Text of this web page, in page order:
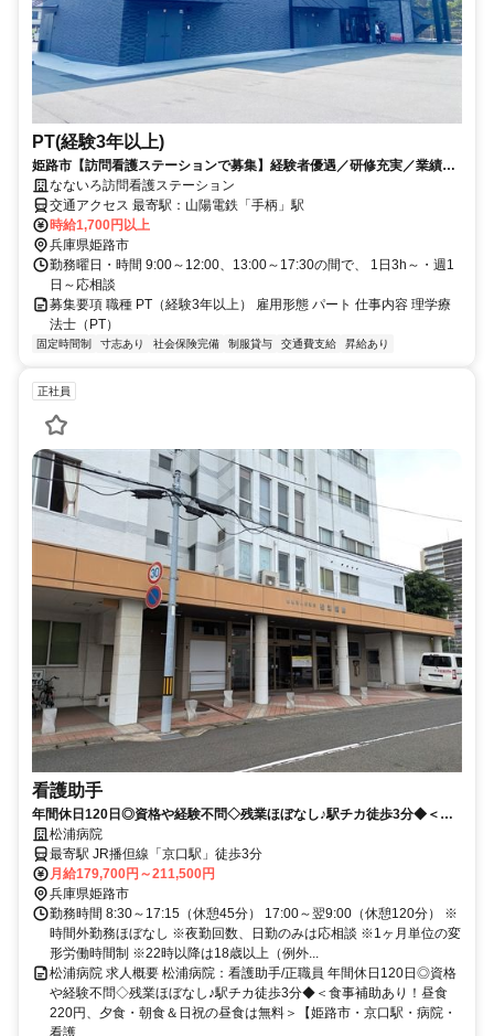
PT(経験3年以上)
姫路市【訪問看護ステーションで募集】経験者優遇／研修充実／業績好
調、業務拡大／男女OK☆
なないろ訪問看護ステーション
交通アクセス 最寄駅：山陽電鉄「手柄」駅
時給1,700円以上
兵庫県姫路市
勤務曜日・時間 9:00～12:00、13:00～17:30の間で、 1日3h～・週1
日～応相談
募集要項 職種 PT（経験3年以上） 雇用形態 パート 仕事内容 理学療
法士（PT）
固定時間制 寸志あり 社会保険完備 制服貸与 交通費支給 昇給あり
正社員
看護助手
年間休日120日◎資格や経験不問◇残業ほぼなし♪駅チカ徒歩3分◆＜食
事補助あり！昼食220円、夕食・朝食＆日祝の昼食は無料＞【姫路市・
京口駅・病院・看護助手・正職員】
松浦病院
最寄駅 JR播但線「京口駅」徒歩3分
月給179,700円～211,500円
兵庫県姫路市
勤務時間 8:30～17:15（休憩45分） 17:00～翌9:00（休憩120分） ※
時間外勤務ほぼなし ※夜勤回数、日勤のみは応相談 ※1ヶ月単位の変
形労働時間制 ※22時以降は18歳以上（例外...
松浦病院 求人概要 松浦病院：看護助手/正職員 年間休日120日◎資格
や経験不問◇残業ほぼなし♪駅チカ徒歩3分◆＜食事補助あり！昼食
220円、夕食・朝食＆日祝の昼食は無料＞【姫路市・京口駅・病院・
看護...